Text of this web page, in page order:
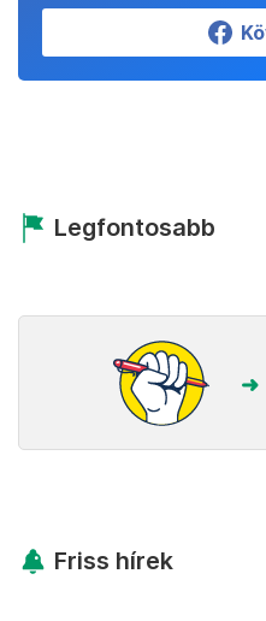
Legfontosabb
Friss hírek